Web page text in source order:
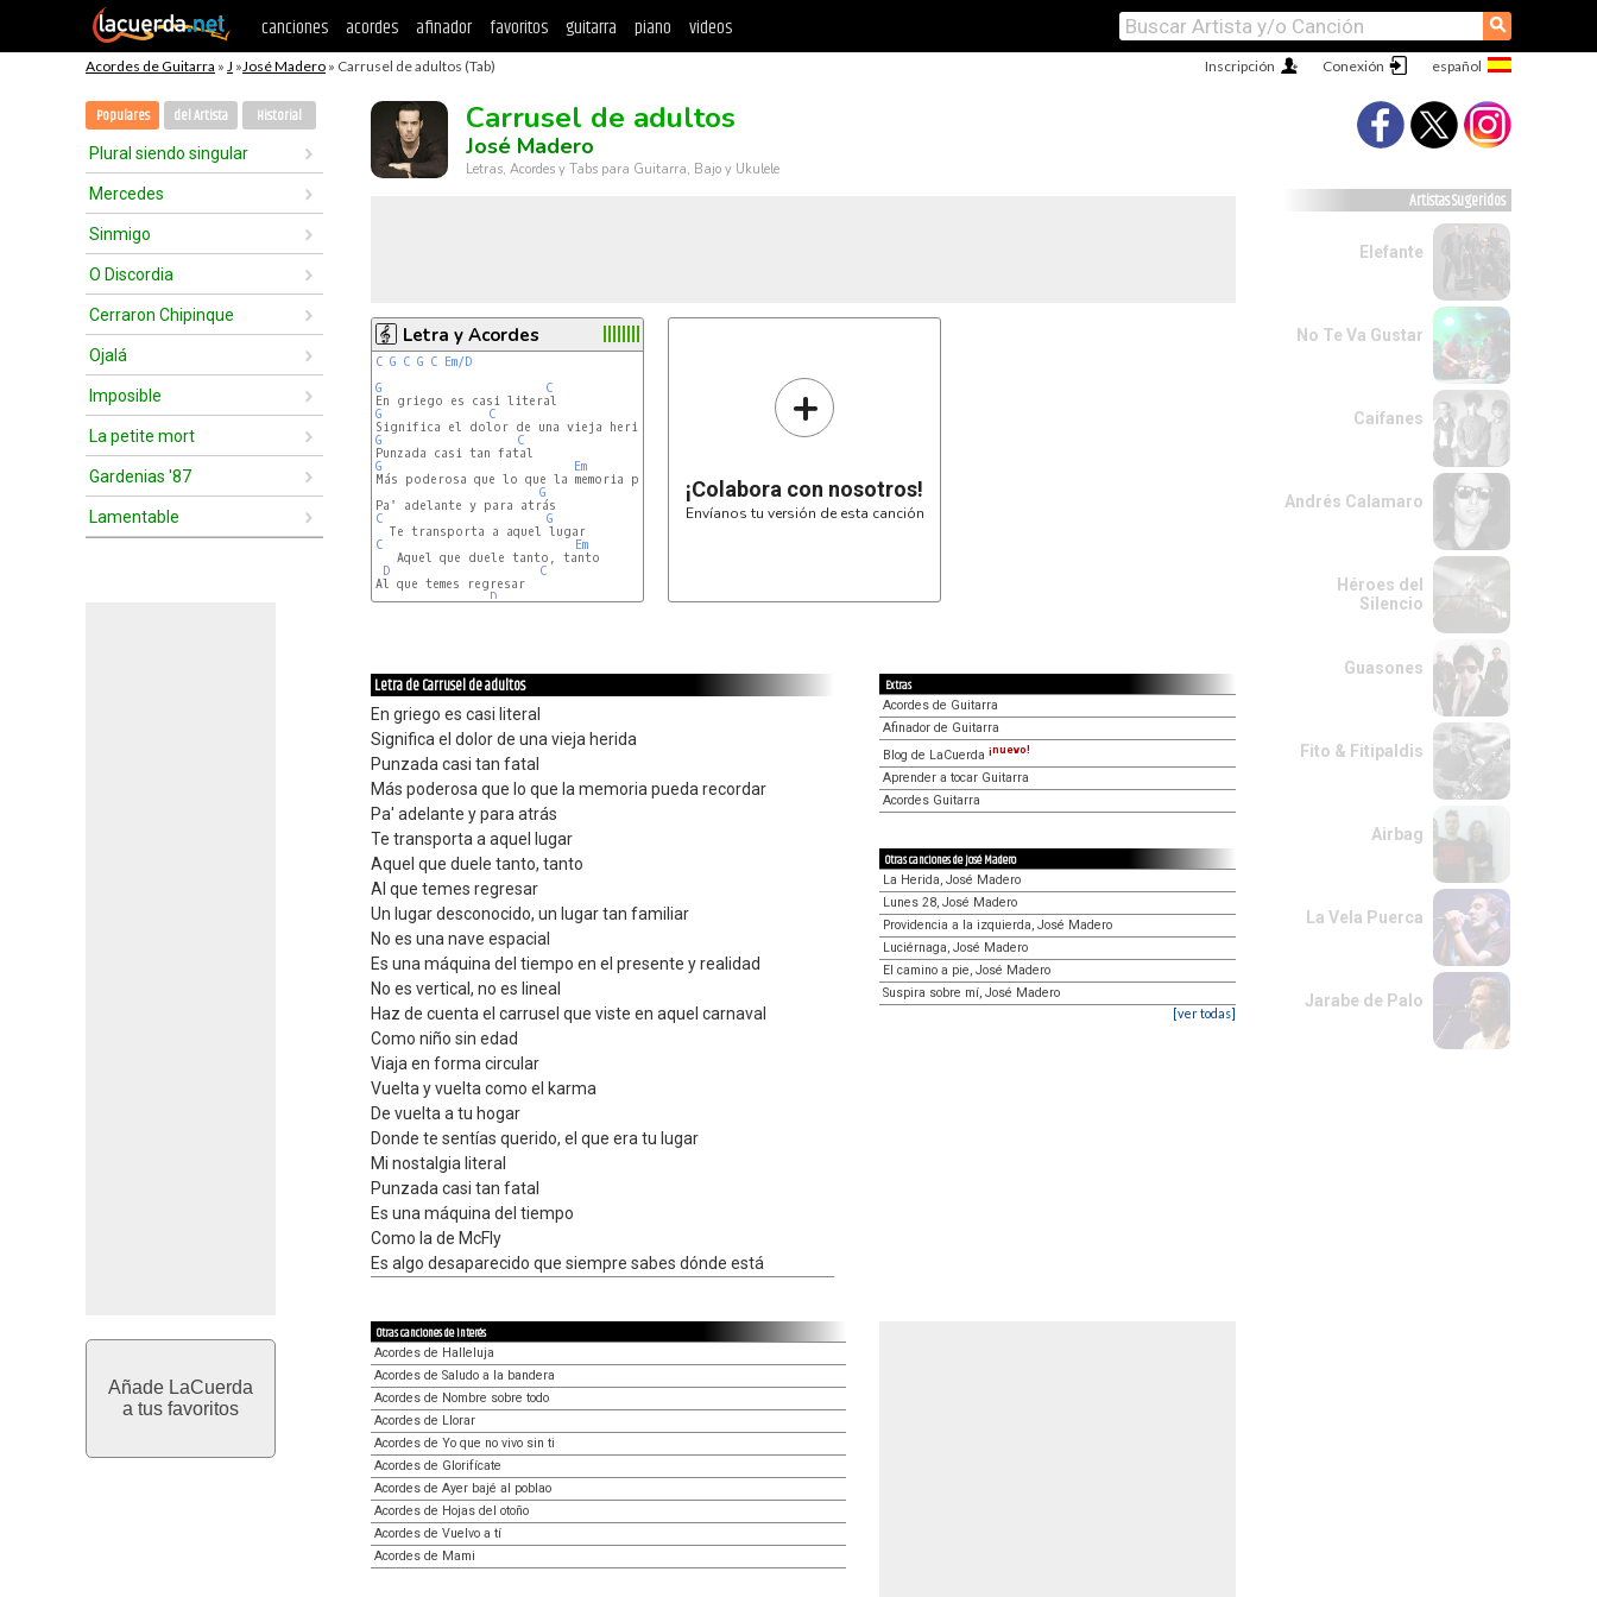
canciones acordes afinador favoritos guitarra piano videos ⚲
Acordes de Guitarra » J »José Madero » Carrusel de adultos (Tab) Conexión
Inscripción
Populares del Artista Historial
Plural siendo singular
Mercedes
Sinmigo
O Discordia
Cerraron Chipinque
Ojalá
Imposible
La petite mort
Gardenias '87
Lamentable
Añade LaCuerda
a tus favoritos
Carrusel de adultos
José Madero
Letras, Acordes y Tabs para Guitarra, Bajo y Ukulele
Letra y Acordes
C G C G C Em/D
G
C
G
C
G
C
G
Em
Más poderosa que lo que la memoria pueda recordar
G
C
G
C
Em
   Aquel que duele tanto, tanto
D
C
Al que temes regresar
D
G
+
¡Colabora con nosotros!
Envíanos tu versión de esta canción
Letra de Carrusel de adultos
En griego es casi literal
Significa el dolor de una vieja herida
Punzada casi tan fatal
Más poderosa que lo que la memoria pueda recordar
Pa' adelante y para atrás
Te transporta a aquel lugar
Aquel que duele tanto, tanto
Al que temes regresar
Un lugar desconocido, un lugar tan familiar
No es una nave espacial
Es una máquina del tiempo en el presente y realidad
No es vertical, no es lineal
Haz de cuenta el carrusel que viste en aquel carnaval
Como niño sin edad
Viaja en forma circular
Vuelta y vuelta como el karma
De vuelta a tu hogar
Donde te sentías querido, el que era tu lugar
Mi nostalgia literal
Punzada casi tan fatal
Es una máquina del tiempo
Como la de McFly
Es algo desaparecido que siempre sabes dónde está
Extras
Acordes de Guitarra
Afinador de Guitarra
Blog de LaCuerda ¡nuevo!
Aprender a tocar Guitarra
Acordes Guitarra
Otras canciones de José Madero
La Herida, José Madero
Lunes 28, José Madero
Providencia a la izquierda, José Madero
Luciérnaga, José Madero
El camino a pie, José Madero
Suspira sobre mí, José Madero
[ver todas]
Otras canciones de interés
Acordes de Halleluja
Acordes de Saludo a la bandera
Acordes de Nombre sobre todo
Acordes de Llorar
Acordes de Yo que no vivo sin ti
Acordes de Glorifícate
Acordes de Ayer bajé al poblao
Acordes de Hojas del otoño
Acordes de Vuelvo a tí
Acordes de Mami
Artistas Sugeridos
Elefante
No Te Va Gustar
Caifanes
Andrés Calamaro
Héroes del
Silencio
Guasones
Fito & Fitipaldis
Airbag
La Vela Puerca
Jarabe de Palo